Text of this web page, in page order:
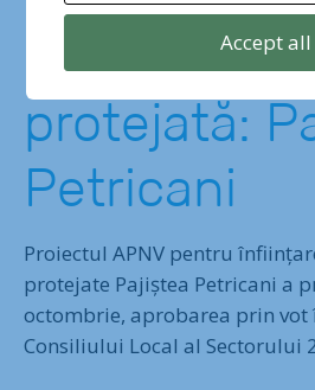
o nouă arie
protejată:
Petricani
Proiectul APNV pentru
protejate Pajiștea Petricani a
octombrie, aprobarea prin vot
Consiliului Local al Sectorului
Accept all